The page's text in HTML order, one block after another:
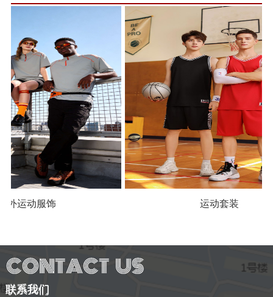
运动服饰 运动套装
联系我们